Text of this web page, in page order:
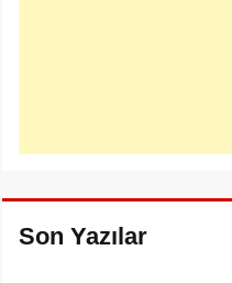
Son Yazılar